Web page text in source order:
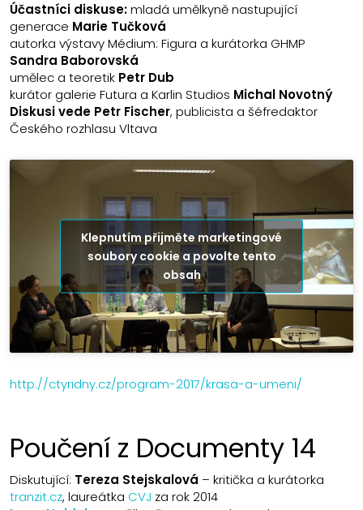
Účastníci diskuse:mladá umělkyně nastupující
generace Marie Tučková
autorka výstavy Médium: Figura a kurátorka GHMP
Sandra Baborovská
umělec a teoretik Petr Dub
kurátor galerie Futura a Karlin Studios Michal Novotný
Diskusi vede Petr Fischer, publicista a šéfredaktor
Českého rozhlasu Vltava
Klepnutím přijměte marketingové
soubory cookie a povolte tento
obsah
http://ctyridny.cz/program-2017/krasa-a-umeni/
Poučení z Documenty 14
Diskutující: Tereza Stejskalová – kritička a kurátorka
tranzit.cz, laureátka CVJ za rok 2014